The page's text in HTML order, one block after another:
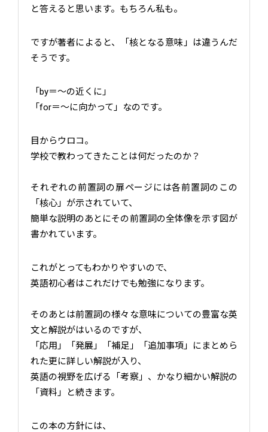
と答えると思います。もちろん私も。
ですが著者によると、「核となる意味」は違うんだ
そうです。
「by＝～の近くに」
「for＝～に向かって」なのです。
目からウロコ。
学校で教わってきたことは何だったのか？
それぞれの前置詞の扉ページには各前置詞のこの
「核心」が示されていて、
簡単な説明のあとにその前置詞の全体像を示す図が
書かれています。
これがとってもわかりやすいので、
英語初心者はこれだけでも勉強になります。
そのあとは前置詞の様々な意味についての豊富な英
文と解説がはいるのですが、
「応用」「発展」「補足」「追加事項」にまとめら
れた更に詳しい解説が入り、
英語の視野を広げる「考察」、かなり細かい解説の
「資料」と続きます。
この本の方針には、